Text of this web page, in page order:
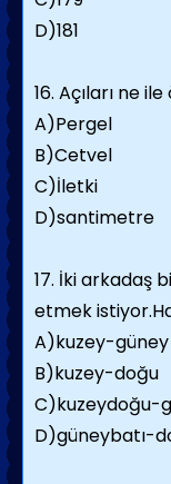
D)181
16. Açıları ne
A)Pergel
B)Cetvel
C)İletki
D)santimetre
17. İki arkadaş
etmek
A)kuzey-güney
B)kuzey-doğu
C)kuzeydoğu-
D)güneybatı-